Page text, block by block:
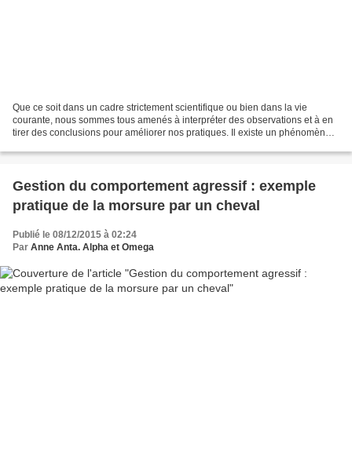
Que ce soit dans un cadre strictement scientifique ou bien dans la vie
courante, nous sommes tous amenés à interpréter des observations et à en
tirer des conclusions pour améliorer nos pratiques. Il existe un phénomène
Gestion du comportement agressif : exemple
pratique de la morsure par un cheval
Publié le 08/12/2015 à 02:24
Par Anne Anta. Alpha et Omega